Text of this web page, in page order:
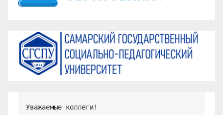
Уважаемые коллеги!